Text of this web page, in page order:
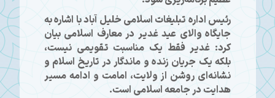
رئیس اداره تبلیغات اسلامی خلیل آباد با اشاره به
جایگاه والای عید غدیر در معارف اسلامی بیان
کرد: غدیر فقط یک مناسبت تقویمی نیست،
بلکه یک جریان زنده و ماندگار در تاریخ اسلام و
نشانه‌ای روشن از ولایت، امامت و ادامه مسیر
هدایت در جامعه اسلامی است.